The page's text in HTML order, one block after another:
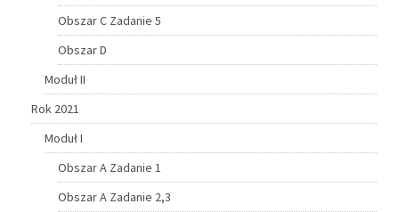
Obszar C Zadanie 5
Obszar D
Moduł II
Rok 2021
Moduł I
Obszar A Zadanie 1
Obszar A Zadanie 2,3